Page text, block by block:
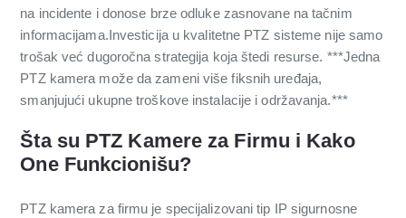
na incidente i donose brze odluke zasnovane na tačnim
informacijama.Investicija u kvalitetne PTZ sisteme nije samo
trošak već dugoročna strategija koja štedi resurse. ***Jedna
PTZ kamera može da zameni više fiksnih uređaja,
smanjujući ukupne troškove instalacije i održavanja.***
Šta su PTZ Kamere za Firmu i Kako
One Funkcionišu?
PTZ kamera za firmu je specijalizovani tip IP sigurnosne